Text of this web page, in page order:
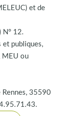
et de
N° 12.
et publiques,
MEU ou
Rennes, 35590